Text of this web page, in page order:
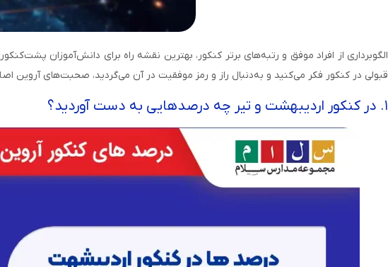
قبولی در کنکور فکر می‌کنید و به‌دنبال راز و رمز موفقیت در آن می‌گردید، صحبت‌های آروین
۱. در کنکور اردیبهشت و تیر چه درصدهایی به دست آوردید؟